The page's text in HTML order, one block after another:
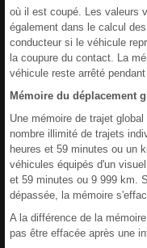
où il est coupé. Les valeurs
également dans le calcul
conducteur si le véhicule
la coupure du contact. La
véhicule reste arrêté pendant
Mémoire du déplacement
Une mémoire de trajet
nombre illimité de trajets
heures et 59 minutes ou un
véhicules équipés d'un
et 59 minutes ou 9 999 km.
dépassée, la mémoire
A la différence de la
pas être effacée après une